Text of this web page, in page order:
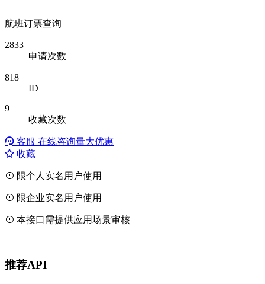
航班订票查询
2833
申请次数
818
ID
9
收藏次数
客服 在线咨询量大优惠
收藏
限个人实名用户使用
限企业实名用户使用
本接口需提供应用场景审核
推荐API